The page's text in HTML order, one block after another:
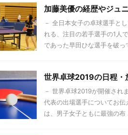
加藤美優の経歴やジュ
－ 全日本女子の卓球選手と
れる、注目の若手選手の1人
であった早田ひな選手を破っ
世界卓球2019の日程・
－ 世界卓球2019が開催され
代表の出場選手についてお
は、男子女子ともに最強の布